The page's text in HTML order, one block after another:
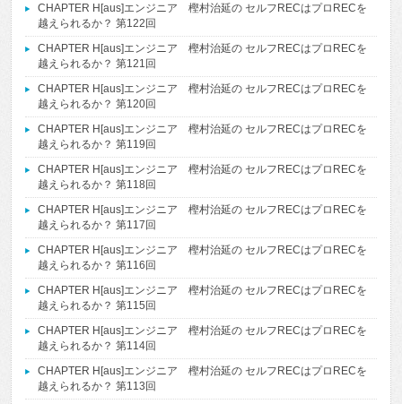
CHAPTER H[aus]エンジニア 樫村治延の セルフRECはプロRECを
越えられるか？ 第122回
CHAPTER H[aus]エンジニア 樫村治延の セルフRECはプロRECを
越えられるか？ 第121回
CHAPTER H[aus]エンジニア 樫村治延の セルフRECはプロRECを
越えられるか？ 第120回
CHAPTER H[aus]エンジニア 樫村治延の セルフRECはプロRECを
越えられるか？ 第119回
CHAPTER H[aus]エンジニア 樫村治延の セルフRECはプロRECを
越えられるか？ 第118回
CHAPTER H[aus]エンジニア 樫村治延の セルフRECはプロRECを
越えられるか？ 第117回
CHAPTER H[aus]エンジニア 樫村治延の セルフRECはプロRECを
越えられるか？ 第116回
CHAPTER H[aus]エンジニア 樫村治延の セルフRECはプロRECを
越えられるか？ 第115回
CHAPTER H[aus]エンジニア 樫村治延の セルフRECはプロRECを
越えられるか？ 第114回
CHAPTER H[aus]エンジニア 樫村治延の セルフRECはプロRECを
越えられるか？ 第113回